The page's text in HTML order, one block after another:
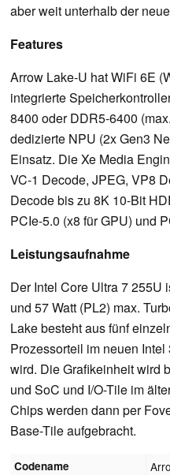
aber weit unterhalb der
Features
Arrow Lake-U hat WiFi 6E
integrierte
8400 oder DDR5-6400
dedizierte NPU (2x Gen3
Einsatz. Die Xe Media
VC-1 Decode, JPEG, VP8
Decode bis zu 8K 10-Bit
PCIe-5.0 (x8 für GPU) und
Leistungsaufnahme
Der Intel Core Ultra 7 255U
und 57 Watt (PL2) max.
Lake besteht aus fünf
Prozessorteil im neuen
wird. Die Grafikeinheit wird
und SoC und I/O-Tile im
Chips werden dann per
Base-Tile aufgebracht.
Codename